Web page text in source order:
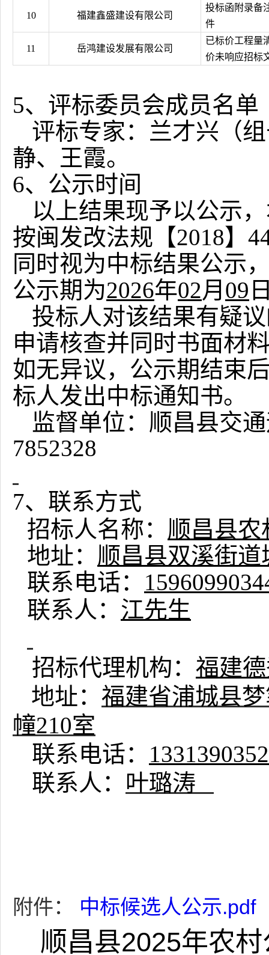
10 福建鑫盛建设有限公司
投标函附录备
件
11 岳鸿建设发展有限公司
已标价工程量
价未响应招标
5、评标委员会成员名单
评标专家：兰才兴（
静、王霞。
6、公示时间
以上结果现予以公示
按闽发改法规【2018】
同时视为中标结果公示
公示期为2026年02月 09
投标人对该结果有疑
申请核查并同时书面材
如无异议，公示期结束
标人发出中标通知书。
监督单位： 顺昌县交
7852328
7、联系方式
招标人名称： 顺昌县农
地址： 顺昌县双溪街道
联系电话：
联系人： 江先生
招标代理机构： 福建
地址： 福建省浦城县
幢210室
联系电话：
联系人： 叶璐涛
附件： 中标候选人公示.pdf
顺昌县2025年农